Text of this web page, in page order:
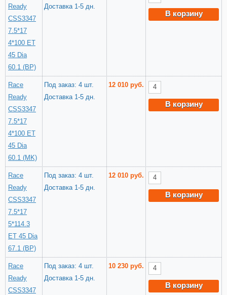
Ready
CSS3347
7.5*17
4*100 ET
45 Dia
60.1 (BP)
Доставка 1-5 дн.
В корзину
Race
Ready
CSS3347
7.5*17
4*100 ET
45 Dia
60.1 (MK)
Под заказ: 4 шт.
Доставка 1-5 дн.
12 010 руб.
В корзину
Race
Ready
CSS3347
7.5*17
5*114.3
ET 45 Dia
67.1 (BP)
Под заказ: 4 шт.
Доставка 1-5 дн.
12 010 руб.
В корзину
Race
Ready
CSS3347
Под заказ: 4 шт.
Доставка 1-5 дн.
10 230 руб.
В корзину